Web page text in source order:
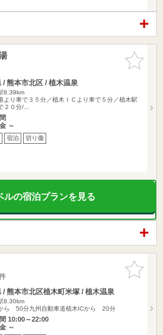
お気に入
りに追加
/ 熊本市北区 / 植木温泉
8.39km
より車で３５分／植木ＩＣより車で５分／植木駅
２０分/…
～
宿泊 切り傷
ルの宿泊プランを見る
お気に入
りに追加
/ 熊本市北区植木町米塚 / 植木温泉
8.30km
ら 50分九州自動車道植木ICから 20分
10:00～22:00
～